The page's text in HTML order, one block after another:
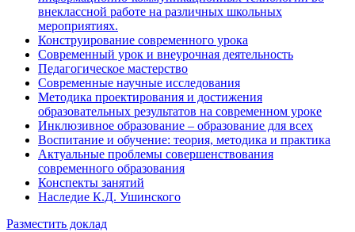
внеклассной работе на различных школьных
мероприятиях.
Конструирование современного урока
Современный урок и внеурочная деятельность
Педагогическое мастерство
Современные научные исследования
Методика проектирования и достижения
образовательных результатов на современном уроке
Инклюзивное образование – образование для всех
Воспитание и обучение: теория, методика и практика
Актуальные проблемы совершенствования
современного образования
Конспекты занятий
Наследие К.Д. Ушинского
Разместить доклад